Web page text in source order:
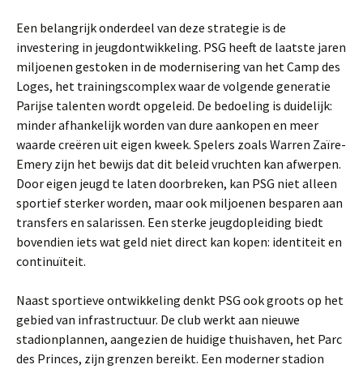
Een belangrijk onderdeel van deze strategie is de
investering in jeugdontwikkeling. PSG heeft de laatste jaren
miljoenen gestoken in de modernisering van het Camp des
Loges, het trainingscomplex waar de volgende generatie
Parijse talenten wordt opgeleid. De bedoeling is duidelijk:
minder afhankelijk worden van dure aankopen en meer
waarde creëren uit eigen kweek. Spelers zoals Warren Zaïre-
Emery zijn het bewijs dat dit beleid vruchten kan afwerpen.
Door eigen jeugd te laten doorbreken, kan PSG niet alleen
sportief sterker worden, maar ook miljoenen besparen aan
transfers en salarissen. Een sterke jeugdopleiding biedt
bovendien iets wat geld niet direct kan kopen: identiteit en
continuïteit.
Naast sportieve ontwikkeling denkt PSG ook groots op het
gebied van infrastructuur. De club werkt aan nieuwe
stadionplannen, aangezien de huidige thuishaven, het Parc
des Princes, zijn grenzen bereikt. Een moderner stadion